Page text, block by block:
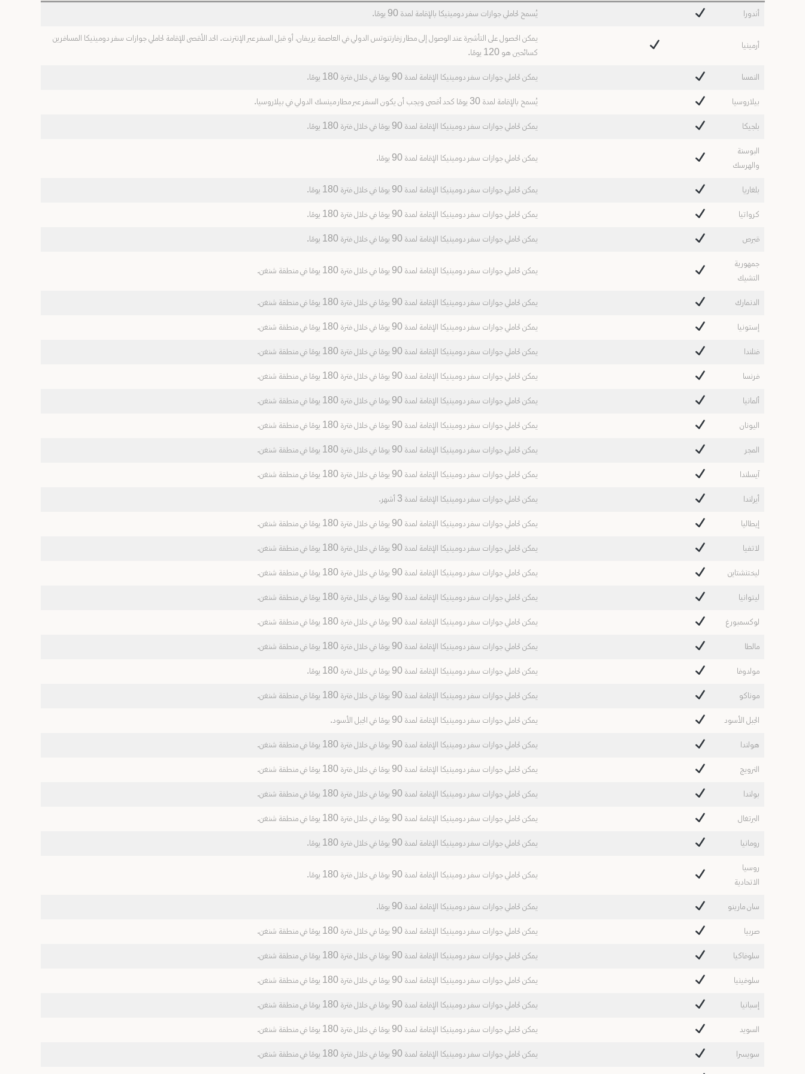
أندورا يُسمح لحاملي جوازات سفر دومينيكا بالإقامة لمدة 90 يومًا.
أرمينيا
يمكن الحصول على التأشيرة عند الوصول إلى مطار زفارتنوتس الدولي في العاصمة يريفان، أو قبل السفر عبر الإنترنت. الحد الأقصى للإقامة لحاملي جوازات سفر دومينيكا المسافرين
كسائحين هو 120 يومًا.
النمسا يمكن لحاملي جوازات سفر دومينيكا الإقامة لمدة 90 يومًا في خلال فترة 180 يومًا.
بيلاروسيا يُسمح بالإقامة لمدة 30 يومًا كحد أقصى ويجب أن يكون السفر عبر مطار مينسك الدولي في بيلاروسيا.
بلجيكا يمكن لحاملي جوازات سفر دومينيكا الإقامة لمدة 90 يومًا في خلال فترة 180 يومًا.
البوسنة
والهرسك
يمكن لحاملي جوازات سفر دومينيكا الإقامة لمدة 90 يومًا.
بلغاريا يمكن لحاملي جوازات سفر دومينيكا الإقامة لمدة 90 يومًا في خلال فترة 180 يومًا.
كرواتيا يمكن لحاملي جوازات سفر دومينيكا الإقامة لمدة 90 يومًا في خلال فترة 180 يومًا.
قبرص يمكن لحاملي جوازات سفر دومينيكا الإقامة لمدة 90 يومًا في خلال فترة 180 يومًا.
جمهورية
التشيك
يمكن لحاملي جوازات سفر دومينيكا الإقامة لمدة 90 يومًا في خلال فترة 180 يومًا في منطقة شنغن.
الدنمارك يمكن لحاملي جوازات سفر دومينيكا الإقامة لمدة 90 يومًا في خلال فترة 180 يومًا في منطقة شنغن.
إستونيا يمكن لحاملي جوازات سفر دومينيكا الإقامة لمدة 90 يومًا في خلال فترة 180 يومًا في منطقة شنغن.
فنلندا يمكن لحاملي جوازات سفر دومينيكا الإقامة لمدة 90 يومًا في خلال فترة 180 يومًا في منطقة شنغن.
فرنسا يمكن لحاملي جوازات سفر دومينيكا الإقامة لمدة 90 يومًا في خلال فترة 180 يومًا في منطقة شنغن.
ألمانيا يمكن لحاملي جوازات سفر دومينيكا الإقامة لمدة 90 يومًا في خلال فترة 180 يومًا في منطقة شنغن.
اليونان يمكن لحاملي جوازات سفر دومينيكا الإقامة لمدة 90 يومًا في خلال فترة 180 يومًا في منطقة شنغن.
المجر يمكن لحاملي جوازات سفر دومينيكا الإقامة لمدة 90 يومًا في خلال فترة 180 يومًا في منطقة شنغن.
آيسلندا يمكن لحاملي جوازات سفر دومينيكا الإقامة لمدة 90 يومًا في خلال فترة 180 يومًا في منطقة شنغن.
أيرلندا يمكن لحاملي جوازات سفر دومينيكا الإقامة لمدة 3 أشهر.
إيطاليا يمكن لحاملي جوازات سفر دومينيكا الإقامة لمدة 90 يومًا في خلال فترة 180 يومًا في منطقة شنغن.
لاتفيا يمكن لحاملي جوازات سفر دومينيكا الإقامة لمدة 90 يومًا في خلال فترة 180 يومًا في منطقة شنغن.
ليختنشتاين يمكن لحاملي جوازات سفر دومينيكا الإقامة لمدة 90 يومًا في خلال فترة 180 يومًا في منطقة شنغن.
ليتوانيا يمكن لحاملي جوازات سفر دومينيكا الإقامة لمدة 90 يومًا في خلال فترة 180 يومًا في منطقة شنغن.
لوكسمبورغ يمكن لحاملي جوازات سفر دومينيكا الإقامة لمدة 90 يومًا في خلال فترة 180 يومًا في منطقة شنغن.
مالطا يمكن لحاملي جوازات سفر دومينيكا الإقامة لمدة 90 يومًا في خلال فترة 180 يومًا في منطقة شنغن.
مولدوفا يمكن لحاملي جوازات سفر دومينيكا الإقامة لمدة 90 يومًا في خلال فترة 180 يومًا.
موناكو يمكن لحاملي جوازات سفر دومينيكا الإقامة لمدة 90 يومًا في خلال فترة 180 يومًا في منطقة شنغن.
الجبل الأسود يمكن لحاملي جوازات سفر دومينيكا الإقامة لمدة 90 يومًا في الجبل الأسود.
هولندا يمكن لحاملي جوازات سفر دومينيكا الإقامة لمدة 90 يومًا في خلال فترة 180 يومًا في منطقة شنغن.
النرويج يمكن لحاملي جوازات سفر دومينيكا الإقامة لمدة 90 يومًا في خلال فترة 180 يومًا في منطقة شنغن.
بولندا يمكن لحاملي جوازات سفر دومينيكا الإقامة لمدة 90 يومًا في خلال فترة 180 يومًا في منطقة شنغن.
البرتغال يمكن لحاملي جوازات سفر دومينيكا الإقامة لمدة 90 يومًا في خلال فترة 180 يومًا في منطقة شنغن.
رومانيا يمكن لحاملي جوازات سفر دومينيكا الإقامة لمدة 90 يومًا في خلال فترة 180 يومًا.
روسيا
الاتحادية
يمكن لحاملي جوازات سفر دومينيكا الإقامة لمدة 90 يومًا في خلال فترة 180 يومًا.
سان مارينو يمكن لحاملي جوازات سفر دومينيكا الإقامة لمدة 90 يومًا.
صربيا يمكن لحاملي جوازات سفر دومينيكا الإقامة لمدة 90 يومًا في خلال فترة 180 يومًا في منطقة شنغن.
سلوفاكيا يمكن لحاملي جوازات سفر دومينيكا الإقامة لمدة 90 يومًا في خلال فترة 180 يومًا في منطقة شنغن.
سلوفينيا يمكن لحاملي جوازات سفر دومينيكا الإقامة لمدة 90 يومًا في خلال فترة 180 يومًا في منطقة شنغن.
إسبانيا يمكن لحاملي جوازات سفر دومينيكا الإقامة لمدة 90 يومًا في خلال فترة 180 يومًا في منطقة شنغن.
السويد يمكن لحاملي جوازات سفر دومينيكا الإقامة لمدة 90 يومًا في خلال فترة 180 يومًا في منطقة شنغن.
سويسرا يمكن لحاملي جوازات سفر دومينيكا الإقامة لمدة 90 يومًا في خلال فترة 180 يومًا في منطقة شنغن.